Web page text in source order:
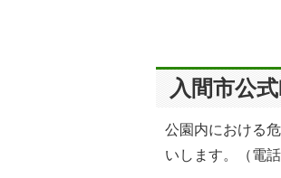
入間市公
公園内における
いします。（電